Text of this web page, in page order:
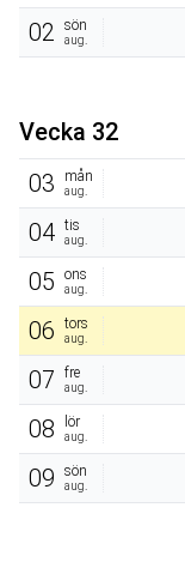
02 sön
aug.
Vecka 32
03
mån
aug.
04 tis
aug.
05 ons
aug.
06 tors
aug.
07 fre
aug.
08 lör
aug.
09 sön
aug.